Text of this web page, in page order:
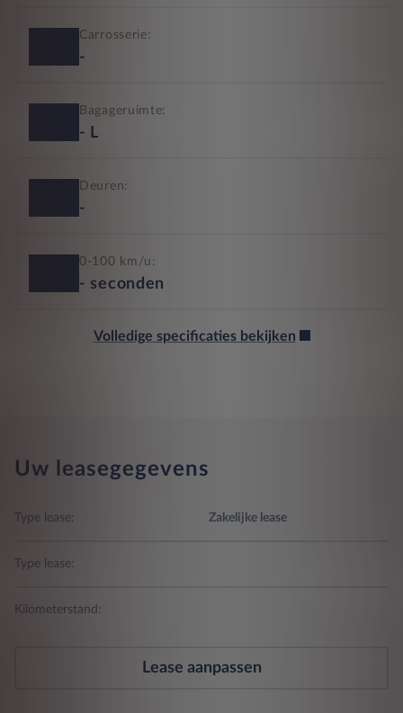
Carrosserie:
-
Bagageruimte:
- L
Deuren:
-
0-100 km/u:
- seconden
Volledige specificaties bekijken
Uw leasegegevens
Type lease: Zakelijke lease
Type lease:
Kilometerstand:
Lease aanpassen